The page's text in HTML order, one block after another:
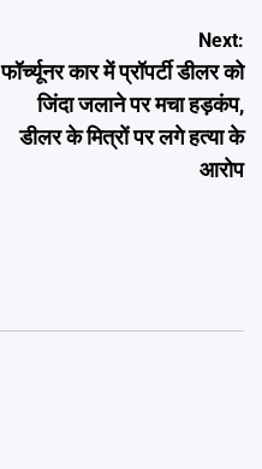
Next:
फॉर्च्यूनर कार में प्रॉपर्टी डीलर को
जिंदा जलाने पर मचा हड़कंप,
डीलर के मित्रों पर लगे हत्या के
आरोप